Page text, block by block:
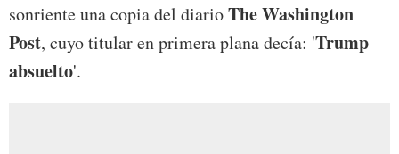
sonriente una copia del diarioThe Washington
Post, cuyo titular en primera plana decía: 'Trump
absuelto'.